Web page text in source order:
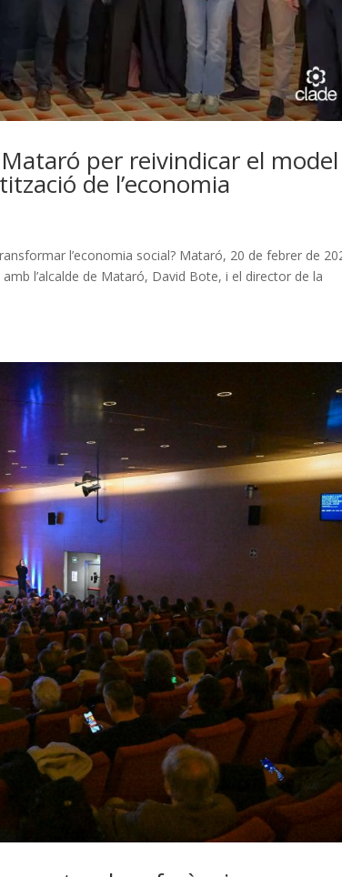
per reivindicar el model
de l’economia
l’economia social? Mataró, 20 de febrer de
l’alcalde de Mataró, David Bote, i el director de la